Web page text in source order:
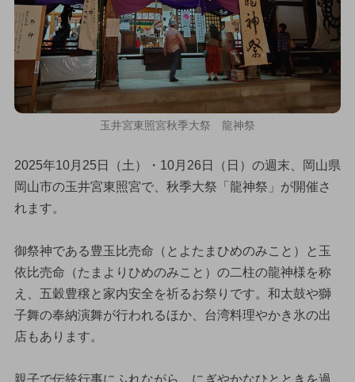
玉井宮東照宮秋季大祭 龍神祭
2025年10月25日（土）・10月26日（日）の週末、岡山県
岡山市の玉井宮東照宮で、秋季大祭「龍神祭」が開催さ
れます。
御祭神である豊玉比売命（とよたまひめのみこと）と玉
依比売命（たまよりひめのみこと）の二柱の龍神様を称
え、五穀豊穣と家内安全を祈るお祭りです。和太鼓や獅
子舞の奉納演舞が行われるほか、台湾料理やかき氷の出
店もあります。